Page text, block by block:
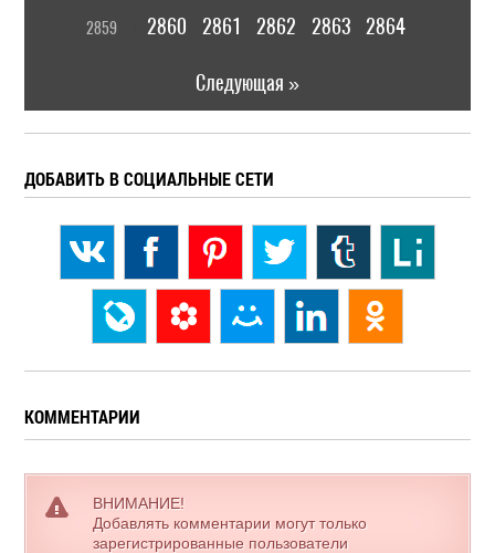
2859 2860 2861 2862 2863 2864
Следующая »
ДОБАВИТЬ В СОЦИАЛЬНЫЕ СЕТИ
КОММЕНТАРИИ
ВНИМАНИЕ!
Добавлять комментарии могут только
зарегистрированные пользователи